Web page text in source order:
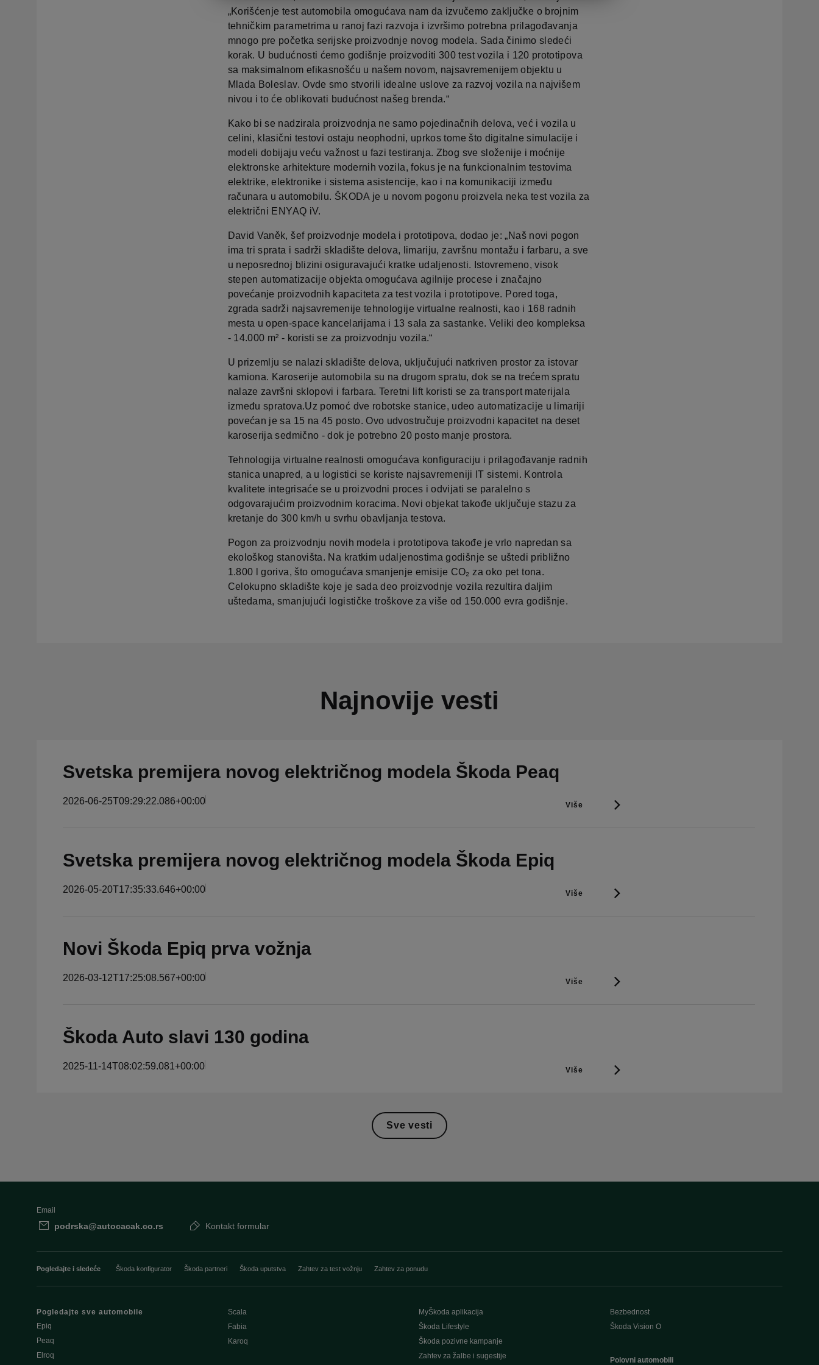
„Korišćenje test automobila omogućava nam da izvučemo zaključke o brojnim
tehničkim parametrima u ranoj fazi razvoja i izvršimo potrebna prilagođavanja
mnogo pre početka serijske proizvodnje novog modela. Sada činimo sledeći
korak. U budućnosti ćemo godišnje proizvoditi 300 test vozila i 120 prototipova
sa maksimalnom efikasnošću u našem novom, najsavremenijem objektu u
Mlada Boleslav. Ovde smo stvorili idealne uslove za razvoj vozila na najvišem
nivou i to će oblikovati budućnost našeg brenda.“
Kako bi se nadzirala proizvodnja ne samo pojedinačnih delova, već i vozila u
celini, klasični testovi ostaju neophodni, uprkos tome što digitalne simulacije i
modeli dobijaju veću važnost u fazi testiranja. Zbog sve složenije i moćnije
elektronske arhitekture modernih vozila, fokus je na funkcionalnim testovima
elektrike, elektronike i sistema asistencije, kao i na komunikaciji između
računara u automobilu. ŠKODA je u novom pogonu proizvela neka test vozila za
električni ENYAQ iV.
David Vaněk, šef proizvodnje modela i prototipova, dodao je: „Naš novi pogon
ima tri sprata i sadrži skladište delova, limariju, završnu montažu i farbaru, a sve
u neposrednoj blizini osiguravajući kratke udaljenosti. Istovremeno, visok
stepen automatizacije objekta omogućava agilnije procese i značajno
povećanje proizvodnih kapaciteta za test vozila i prototipove. Pored toga,
zgrada sadrži najsavremenije tehnologije virtualne realnosti, kao i 168 radnih
mesta u open-space kancelarijama i 13 sala za sastanke. Veliki deo kompleksa
- 14.000 m² - koristi se za proizvodnju vozila.“
U prizemlju se nalazi skladište delova, uključujući natkriven prostor za istovar
kamiona. Karoserije automobila su na drugom spratu, dok se na trećem spratu
nalaze završni sklopovi i farbara. Teretni lift koristi se za transport materijala
između spratova.Uz pomoć dve robotske stanice, udeo automatizacije u limariji
povećan je sa 15 na 45 posto. Ovo udvostručuje proizvodni kapacitet na deset
karoserija sedmično - dok je potrebno 20 posto manje prostora.
Tehnologija virtualne realnosti omogućava konfiguraciju i prilagođavanje radnih
stanica unapred, a u logistici se koriste najsavremeniji IT sistemi. Kontrola
kvalitete integrisaće se u proizvodni proces i odvijati se paralelno s
odgovarajućim proizvodnim koracima. Novi objekat takođe uključuje stazu za
kretanje do 300 km/h u svrhu obavljanja testova.
Pogon za proizvodnju novih modela i prototipova takođe je vrlo napredan sa
ekološkog stanovišta. Na kratkim udaljenostima godišnje se uštedi približno
1.800 l goriva, što omogućava smanjenje emisije CO₂ za oko pet tona.
Celokupno skladište koje je sada deo proizvodnje vozila rezultira daljim
uštedama, smanjujući logističke troškove za više od 150.000 evra godišnje.
Najnovije vesti
Svetska premijera novog električnog modela Škoda Peaq
2026-06-25T09:29:22.086+00:00 Više
Svetska premijera novog električnog modela Škoda Epiq
2026-05-20T17:35:33.646+00:00 Više
Novi Škoda Epiq prva vožnja
2026-03-12T17:25:08.567+00:00 Više
Škoda Auto slavi 130 godina
2025-11-14T08:02:59.081+00:00 Više
Sve vesti
Email
podrska@autocacak.co.rs Kontakt formular
Pogledajte i sledeće Škoda konfigurator Škoda partneri Škoda uputstva Zahtev za test vožnju Zahtev za ponudu
Pogledajte sve automobile
Epiq
Peaq
Elroq
Scala
Fabia
Karoq
MyŠkoda aplikacija
Škoda Lifestyle
Škoda pozivne kampanje
Zahtev za žalbe i sugestije
Bezbednost
Škoda Vision O
Polovni automobili